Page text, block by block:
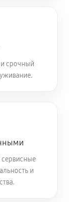
срочный
и